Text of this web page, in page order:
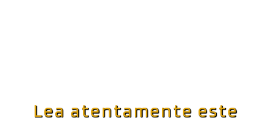
Lea atentamente este